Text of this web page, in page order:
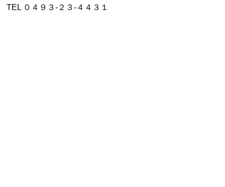
TEL ０４９３-２３-４４３１